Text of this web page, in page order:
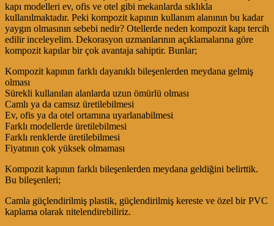
kapı modelleri ev, ofis ve otel gibi mekanlarda sıklıkla
kullanılmaktadır. Peki kompozit kapının kullanım alanının bu kadar
yaygın olmasının sebebi nedir? Otellerde neden kompozit kapı tercih
edilir inceleyelim. Dekorasyon uzmanlarının açıklamalarına göre
kompozit kapılar bir çok avantaja sahiptir. Bunlar;
Kompozit kapının farklı dayanıklı bileşenlerden meydana gelmiş
olması
Sürekli kullanılan alanlarda uzun ömürlü olması
Camlı ya da camsız üretilebilmesi
Ev, ofis ya da otel ortamına uyarlanabilmesi
Farklı modellerde üretilebilmesi
Farklı renklerde üretilebilmesi
Fiyatının çok yüksek olmaması
Kompozit kapının farklı bileşenlerden meydana geldiğini belirttik.
Bu bileşenleri;
Camla güçlendirilmiş plastik, güçlendirilmiş kereste ve özel bir PVC
kaplama olarak nitelendirebiliriz.